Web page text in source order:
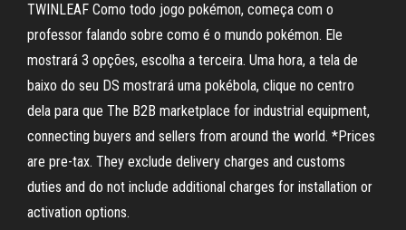
TWINLEAF Como todo jogo pokémon, começa com o
professor falando sobre como é o mundo pokémon. Ele
mostrará 3 opções, escolha a terceira. Uma hora, a tela de
baixo do seu DS mostrará uma pokébola, clique no centro
dela para que The B2B marketplace for industrial equipment,
connecting buyers and sellers from around the world. *Prices
are pre-tax. They exclude delivery charges and customs
duties and do not include additional charges for installation or
activation options.